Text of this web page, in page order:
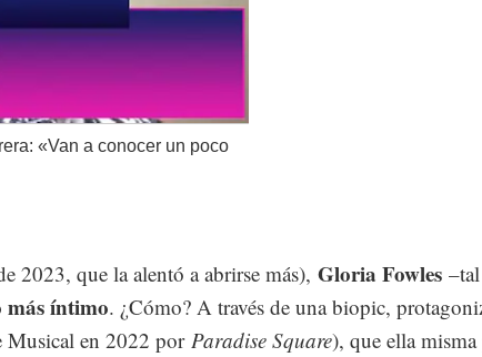
«Van a conocer un poco
2023, que la alentó a abrirse más), Gloria Fowles
más íntimo. ¿Cómo? A través de una biopic,
Musical en 2022 porParadise Square), que ella